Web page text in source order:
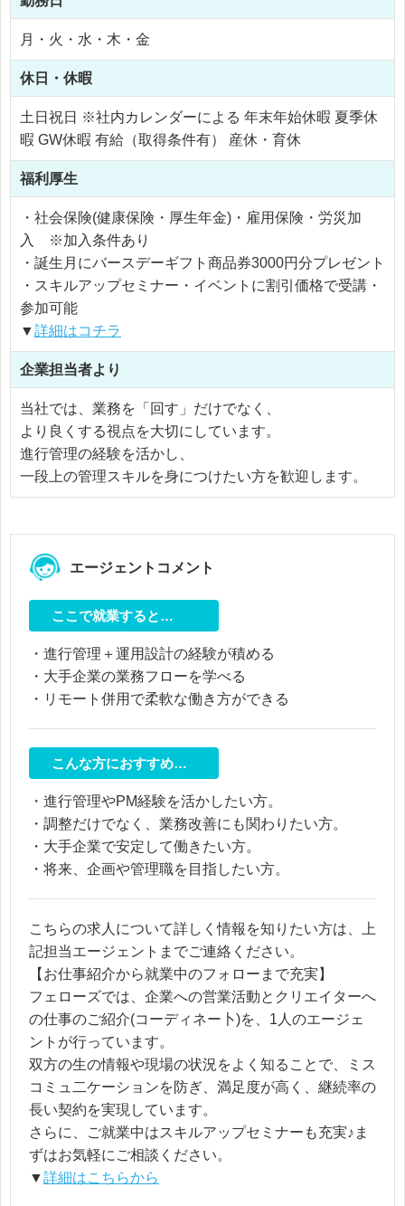
月・火・水・木・金
休日・休暇
土日祝日 ※社内カレンダーによる 年末年始休暇 夏季休
暇 GW休暇 有給（取得条件有） 産休・育休
福利厚生
・社会保険(健康保険・厚生年金)・雇用保険・労災加
入 ※加入条件あり
・誕生月にバースデーギフト商品券3000円分プレゼント
・スキルアップセミナー・イベントに割引価格で受講・
参加可能
▼詳細はコチラ
企業担当者より
当社では、業務を「回す」だけでなく、
より良くする視点を大切にしています。
進行管理の経験を活かし、
一段上の管理スキルを身につけたい方を歓迎します。
エージェントコメント
ここで就業すると…
・進行管理＋運用設計の経験が積める
・大手企業の業務フローを学べる
・リモート併用で柔軟な働き方ができる
こんな方におすすめ…
・進行管理やPM経験を活かしたい方。
・調整だけでなく、業務改善にも関わりたい方。
・大手企業で安定して働きたい方。
・将来、企画や管理職を目指したい方。
こちらの求人について詳しく情報を知りたい方は、上
記担当エージェントまでご連絡ください。
【お仕事紹介から就業中のフォローまで充実】
フェローズでは、企業への営業活動とクリエイターへ
の仕事のご紹介(コーディネー卜)を、1人のエージェ
ントが行っています。
双方の生の情報や現場の状況をよく知ることで、ミス
コミュ二ケーションを防ぎ、満足度が高く、継続率の
長い契約を実現しています。
さらに、ご就業中はスキルアップセミナーも充実♪ま
ずはお気軽にご相談ください。
▼詳細はこちらから